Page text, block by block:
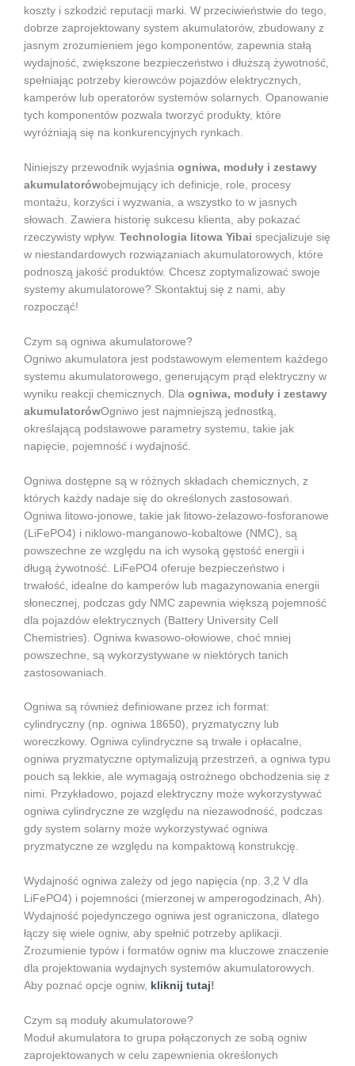
koszty i szkodzić reputacji marki. W przeciwieństwie do tego,
dobrze zaprojektowany system akumulatorów, zbudowany z
jasnym zrozumieniem jego komponentów, zapewnia stałą
wydajność, zwiększone bezpieczeństwo i dłuższą żywotność,
spełniając potrzeby kierowców pojazdów elektrycznych,
kamperów lub operatorów systemów solarnych. Opanowanie
tych komponentów pozwala tworzyć produkty, które
wyróżniają się na konkurencyjnych rynkach.
Niniejszy przewodnik wyjaśnia ogniwa, moduły i zestawy
akumulatorówobejmujący ich definicje, role, procesy
montażu, korzyści i wyzwania, a wszystko to w jasnych
słowach. Zawiera historię sukcesu klienta, aby pokazać
rzeczywisty wpływ. Technologia litowa Yibai specjalizuje się
w niestandardowych rozwiązaniach akumulatorowych, które
podnoszą jakość produktów. Chcesz zoptymalizować swoje
systemy akumulatorowe? Skontaktuj się z nami, aby
rozpocząć!
Czym są ogniwa akumulatorowe?
Ogniwo akumulatora jest podstawowym elementem każdego
systemu akumulatorowego, generującym prąd elektryczny w
wyniku reakcji chemicznych. Dla ogniwa, moduły i zestawy
akumulatorówOgniwo jest najmniejszą jednostką,
określającą podstawowe parametry systemu, takie jak
napięcie, pojemność i wydajność.
Ogniwa dostępne są w różnych składach chemicznych, z
których każdy nadaje się do określonych zastosowań.
Ogniwa litowo-jonowe, takie jak litowo-żelazowo-fosforanowe
(LiFePO4) i niklowo-manganowo-kobaltowe (NMC), są
powszechne ze względu na ich wysoką gęstość energii i
długą żywotność. LiFePO4 oferuje bezpieczeństwo i
trwałość, idealne do kamperów lub magazynowania energii
słonecznej, podczas gdy NMC zapewnia większą pojemność
dla pojazdów elektrycznych (Battery University Cell
Chemistries). Ogniwa kwasowo-ołowiowe, choć mniej
powszechne, są wykorzystywane w niektórych tanich
zastosowaniach.
Ogniwa są również definiowane przez ich format:
cylindryczny (np. ogniwa 18650), pryzmatyczny lub
woreczkowy. Ogniwa cylindryczne są trwałe i opłacalne,
ogniwa pryzmatyczne optymalizują przestrzeń, a ogniwa typu
pouch są lekkie, ale wymagają ostrożnego obchodzenia się z
nimi. Przykładowo, pojazd elektryczny może wykorzystywać
ogniwa cylindryczne ze względu na niezawodność, podczas
gdy system solarny może wykorzystywać ogniwa
pryzmatyczne ze względu na kompaktową konstrukcję.
Wydajność ogniwa zależy od jego napięcia (np. 3,2 V dla
LiFePO4) i pojemności (mierzonej w amperogodzinach, Ah).
Wydajność pojedynczego ogniwa jest ograniczona, dlatego
łączy się wiele ogniw, aby spełnić potrzeby aplikacji.
Zrozumienie typów i formatów ogniw ma kluczowe znaczenie
dla projektowania wydajnych systemów akumulatorowych.
Aby poznać opcje ogniw, kliknij tutaj!
Czym są moduły akumulatorowe?
Moduł akumulatora to grupa połączonych ze sobą ogniw
zaprojektowanych w celu zapewnienia określonych